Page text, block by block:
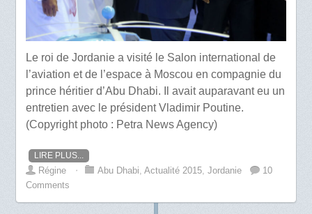
Le roi de Jordanie a visité le Salon international de
l’aviation et de l’espace à Moscou en compagnie du
prince héritier d’Abu Dhabi. Il avait auparavant eu un
entretien avec le président Vladimir Poutine.
(Copyright photo : Petra News Agency)
LIRE PLUS...
Régine ⋅ Abu Dhabi,Actualité 2015,Jordanie
10
Comments